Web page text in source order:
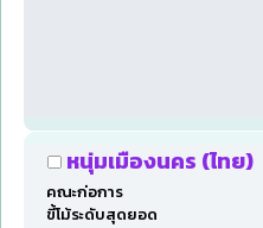
หนุ่มเมืองนคร (ไทย)
คณะก่อการ
ขี้โม้ระดับสุดยอด